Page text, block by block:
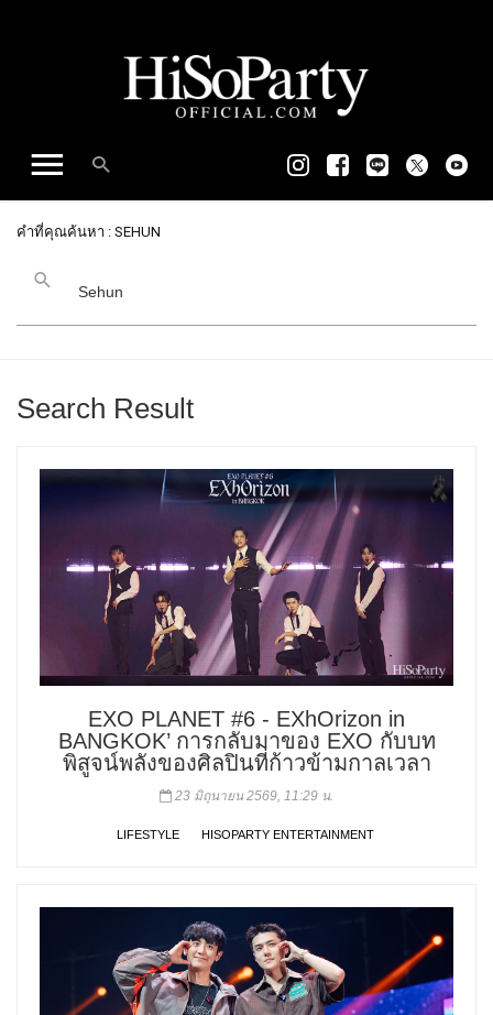
คำที่คุณค้นหา : SEHUN
Search Result
EXO PLANET #6 - EXhOrizon in
BANGKOK’ การกลับมาของ EXO กับบท
พิสูจน์พลังของศิลปินที่ก้าวข้ามกาลเวลา
23 มิถุนายน 2569, 11:29 น.
LIFESTYLE HISOPARTY ENTERTAINMENT